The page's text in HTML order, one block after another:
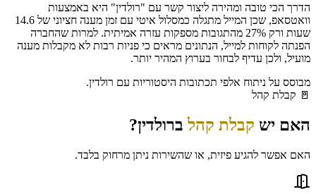
הדרך הכי טובה ומהירה ליצור קשר עם "רולדין" היא באמצעות
וואטסאפ, שכן המייל מתגלה כמסלול איטי עם זמן מענה חציוני של 14.6
שעות ורק 27% מהתגובות מספקות עזרה אמיתית. למרות שהחברה
הפנתה לקוחות למייל, הנתונים מראים כי פניות רבות לא מקבלות מענה
מועיל, ולכן עדיף לבחור בערוץ המהיר יותר.
מבוסס על ניתוח אלפי תכתובות היסטוריות עם רולדין.
🚪 קבלת קהל
האם יש קבלת קהלברולדין?
האם אפשר להגיע פיזית, או שהשירות ניתן מרחוק בלבד.